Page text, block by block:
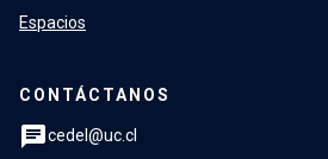
Espacios
CONTÁCTANOS
chatcedel@uc.cl